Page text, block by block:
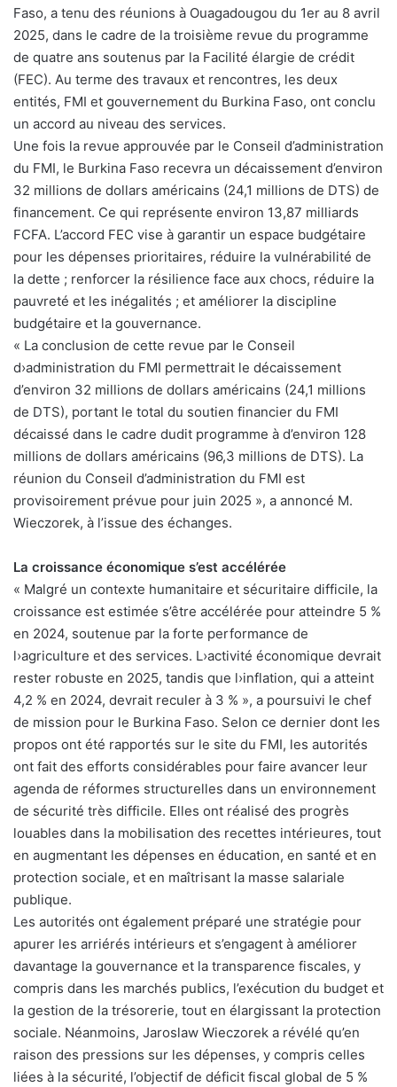
Faso, a tenu des réunions à Ouagadougou du 1er au 8 avril
2025, dans le cadre de la troisième revue du programme
de quatre ans soutenus par la Facilité élargie de crédit
(FEC). Au terme des travaux et rencontres, les deux
entités, FMI et gouvernement du Burkina Faso, ont conclu
un accord au niveau des services.
Une fois la revue approuvée par le Conseil d’administration
du FMI, le Burkina Faso recevra un décaissement d’environ
32 millions de dollars américains (24,1 millions de DTS) de
financement. Ce qui représente environ 13,87 milliards
FCFA. L’accord FEC vise à garantir un espace budgétaire
pour les dépenses prioritaires, réduire la vulnérabilité de
la dette ; renforcer la résilience face aux chocs, réduire la
pauvreté et les inégalités ; et améliorer la discipline
budgétaire et la gouvernance.
« La conclusion de cette revue par le Conseil
d›administration du FMI permettrait le décaissement
d’environ 32 millions de dollars américains (24,1 millions
de DTS), portant le total du soutien financier du FMI
décaissé dans le cadre dudit programme à d’environ 128
millions de dollars américains (96,3 millions de DTS). La
réunion du Conseil d’administration du FMI est
provisoirement prévue pour juin 2025 », a annoncé M.
Wieczorek, à l’issue des échanges.
La croissance économique s’est accélérée
« Malgré un contexte humanitaire et sécuritaire difficile, la
croissance est estimée s’être accélérée pour atteindre 5 %
en 2024, soutenue par la forte performance de
l›agriculture et des services. L›activité économique devrait
rester robuste en 2025, tandis que l›inflation, qui a atteint
4,2 % en 2024, devrait reculer à 3 % », a poursuivi le chef
de mission pour le Burkina Faso. Selon ce dernier dont les
propos ont été rapportés sur le site du FMI, les autorités
ont fait des efforts considérables pour faire avancer leur
agenda de réformes structurelles dans un environnement
de sécurité très difficile. Elles ont réalisé des progrès
louables dans la mobilisation des recettes intérieures, tout
en augmentant les dépenses en éducation, en santé et en
protection sociale, et en maîtrisant la masse salariale
publique.
Les autorités ont également préparé une stratégie pour
apurer les arriérés intérieurs et s’engagent à améliorer
davantage la gouvernance et la transparence fiscales, y
compris dans les marchés publics, l’exécution du budget et
la gestion de la trésorerie, tout en élargissant la protection
sociale. Néanmoins, Jaroslaw Wieczorek a révélé qu’en
raison des pressions sur les dépenses, y compris celles
liées à la sécurité, l’objectif de déficit fiscal global de 5 %